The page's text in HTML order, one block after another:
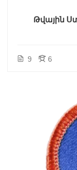
Թվային
9 6